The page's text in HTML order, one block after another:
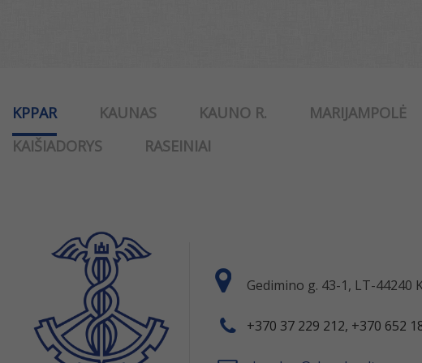
KPPAR KAUNAS KAUNO R. MARIJAMPOLĖ
KAIŠIADORYS
RASEINIAI
Gedimino g. 43-1, LT-44240
+370 37 229 212, +370 652